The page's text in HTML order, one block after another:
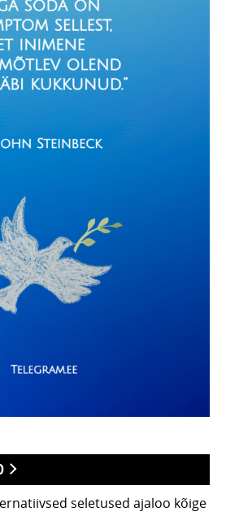
seletused ajaloo kõige